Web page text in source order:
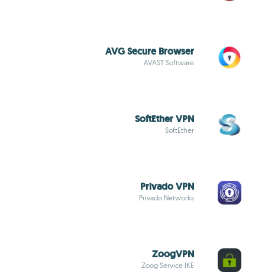
AVG Secure Browser
AVAST Software
SoftEther VPN
SoftEther
Privado VPN
Privado Networks
ZoogVPN
Zoog Service IKE